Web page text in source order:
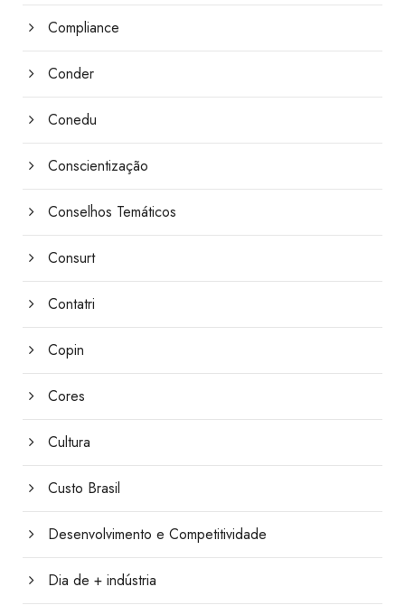
Compliance
Conder
Conedu
Conscientização
Conselhos Temáticos
Consurt
Contatri
Copin
Cores
Cultura
Custo Brasil
Desenvolvimento e Competitividade
Dia de + indústria